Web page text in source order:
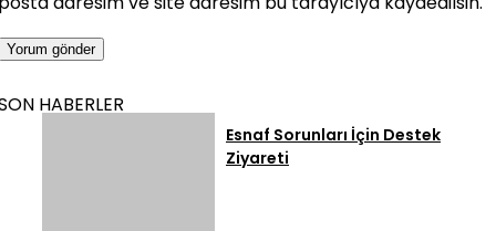
HABERLER
Esnaf Sorunları İçin Destek
Ziyareti